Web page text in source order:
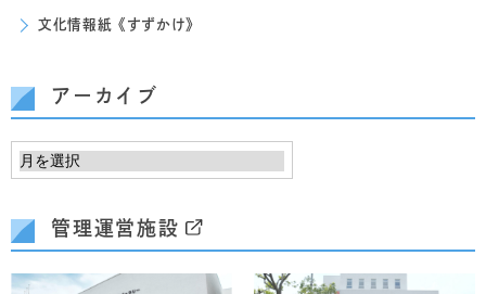
文化情報紙《すずかけ》
アーカイブ
管理運営施設